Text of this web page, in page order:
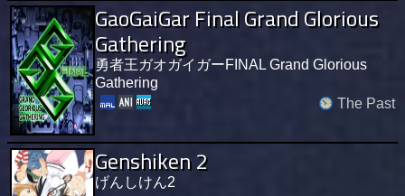
GaoGaiGar Final Grand Glorious
Gathering
勇者王ガオガイガーFINAL Grand Glorious
Gathering
The Past
Genshiken 2
げんしけん2